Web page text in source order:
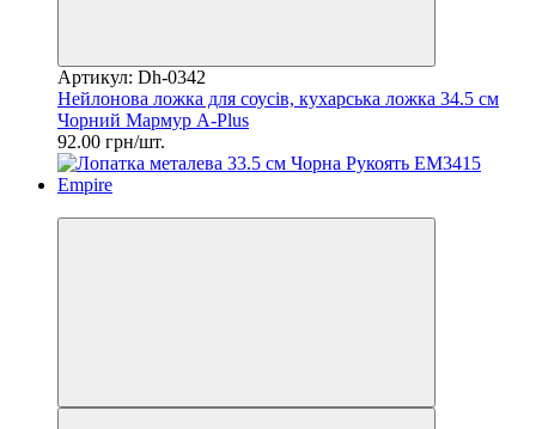
Артикул: Dh-0342
Нейлонова ложка для соусів, кухарська ложка 34.5 см
Чорний Мармур A-Plus
92.00 грн/шт.